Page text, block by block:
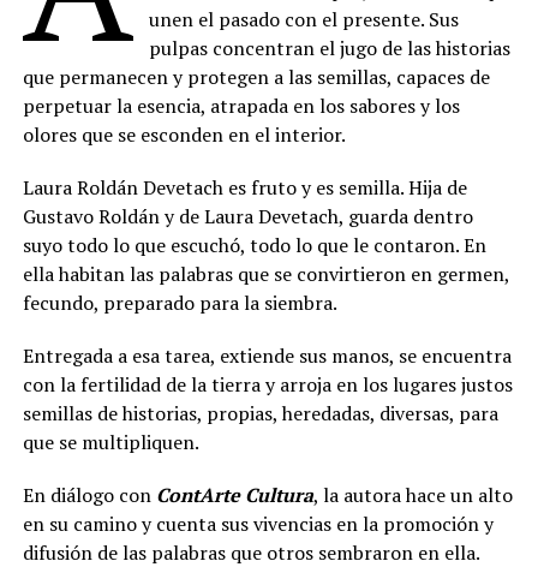
unen el pasado con el presente. Sus
pulpas concentran el jugo de las historias
que permanecen y protegen a las semillas, capaces de
perpetuar la esencia, atrapada en los sabores y los
olores que se esconden en el interior.
Laura Roldán Devetach es fruto y es semilla. Hija de
Gustavo Roldán y de Laura Devetach, guarda dentro
suyo todo lo que escuchó, todo lo que le contaron. En
ella habitan las palabras que se convirtieron en germen,
fecundo, preparado para la siembra.
Entregada a esa tarea, extiende sus manos, se encuentra
con la fertilidad de la tierra y arroja en los lugares justos
semillas de historias, propias, heredadas, diversas, para
que se multipliquen.
En diálogo con ContArte Cultura, la autora hace un alto
en su camino y cuenta sus vivencias en la promoción y
difusión de las palabras que otros sembraron en ella.